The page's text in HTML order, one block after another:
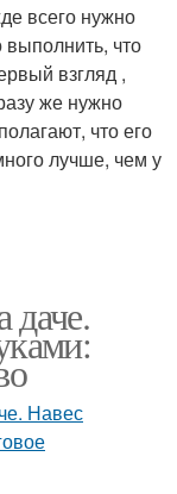
всего нужно
выполнить, что
взгляд ,
же нужно
что его
лучше, чем у
даче.